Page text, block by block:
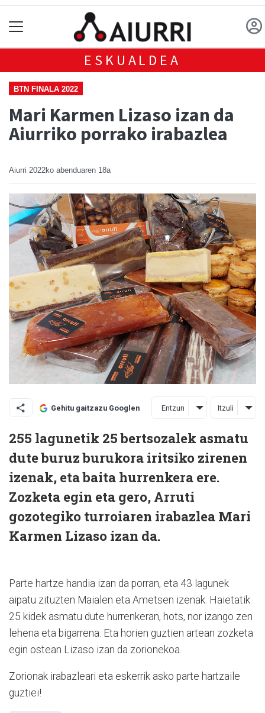
ESKUALDEA
BTN FINALA 2022
Mari Karmen Lizaso izan da
Aiurriko porrako irabazlea
Aiurri 2022ko abenduaren 18a
Gehitu gaitzazu Googlen Entzun Itzuli
255 lagunetik 25 bertsozalek asmatu
dute buruz burukora iritsiko zirenen
izenak, eta baita hurrenkera ere.
Zozketa egin eta gero, Arruti
gozotegiko turroiaren irabazlea Mari
Karmen Lizaso izan da.
Parte hartze handia izan da porran, eta 43 lagunek
aipatu zituzten Maialen eta Ametsen izenak. Haietatik
25 kidek asmatu dute hurrenkeran, hots, nor izango zen
lehena eta bigarrena. Eta horien guztien artean zozketa
egin ostean Lizaso izan da zorionekoa.
Zorionak irabazleari eta eskerrik asko parte hartzaile
guztiei!